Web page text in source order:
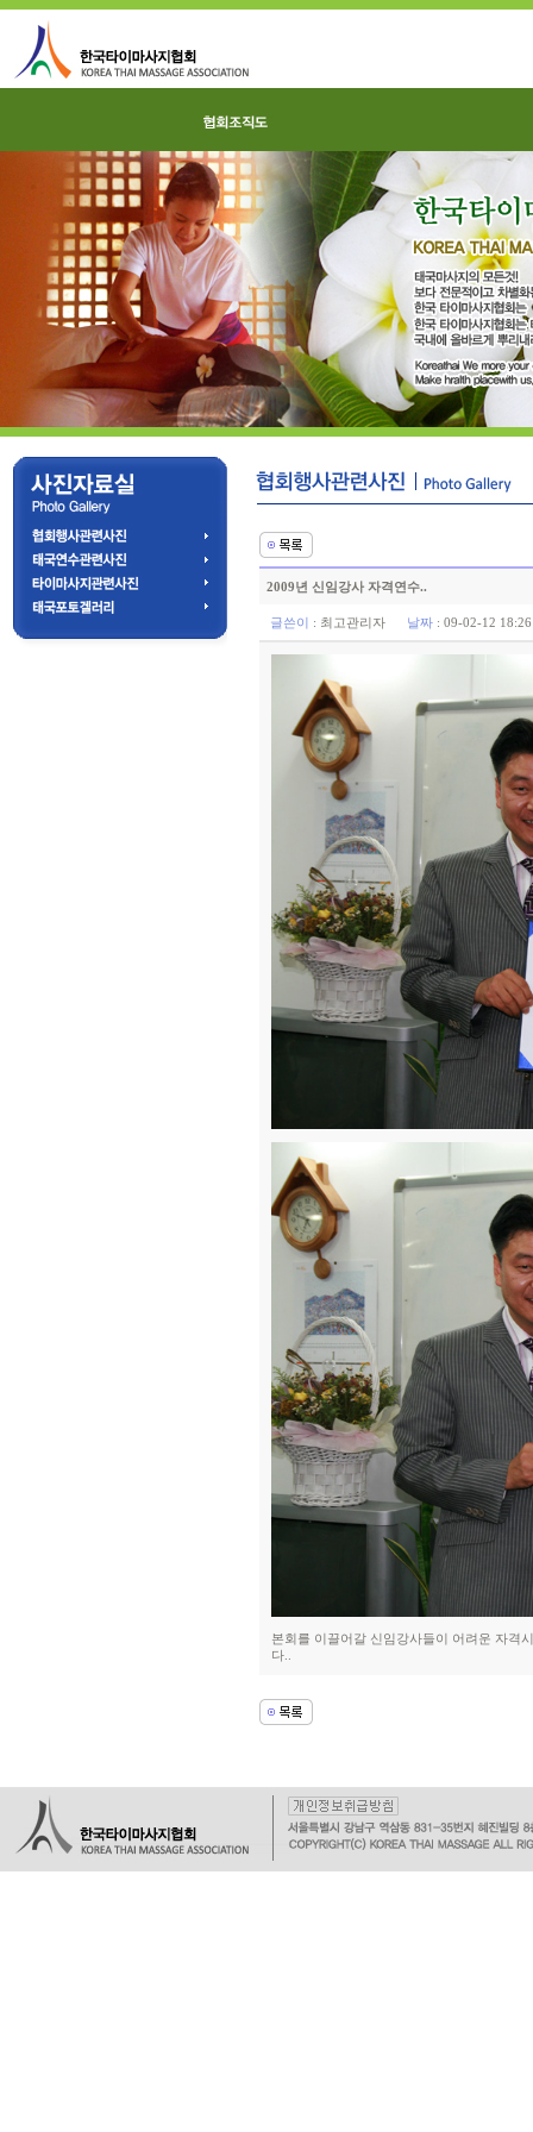
2009년 신임강사 자격연수..
글쓴이 : 최고관리자 날짜 : 09-02-12
본회를 이끌어갈 신임강사들이 어려운 자격
다..